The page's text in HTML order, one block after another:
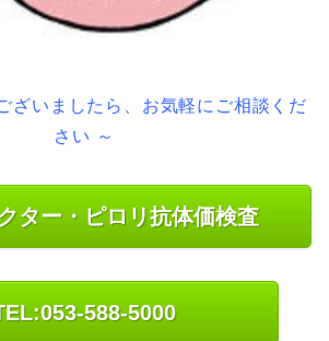
ざいましたら、お気軽にご相談くだ
さい ～
ター・ピロリ抗体価検査
588-5000